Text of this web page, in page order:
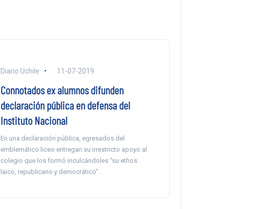
Diario Uchile 11-07-2019
Connotados ex alumnos difunden
declaración pública en defensa del
Instituto Nacional
En una declaración pública, egresados del
emblemático liceo entregan su irrestricto apoyo al
colegio que los formó inculcándoles “su ethos
laico, republicano y democrático”.